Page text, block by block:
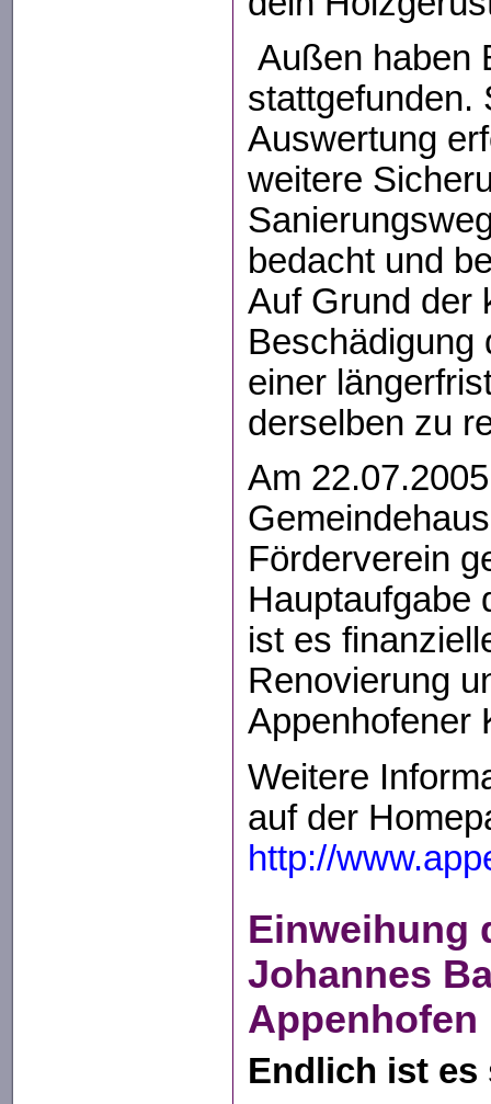
Außen haben
stattgefunden.
Auswertung
weitere
bedacht und
Auf Grund der
Beschädigung
einer
derselben zu
Am
Förderverein
Hauptaufgabe
ist es
Renovierung
Appenhofener
Weitere
auf der
http://
Einweihung
Johannes
Appenhofen
Endlich ist es